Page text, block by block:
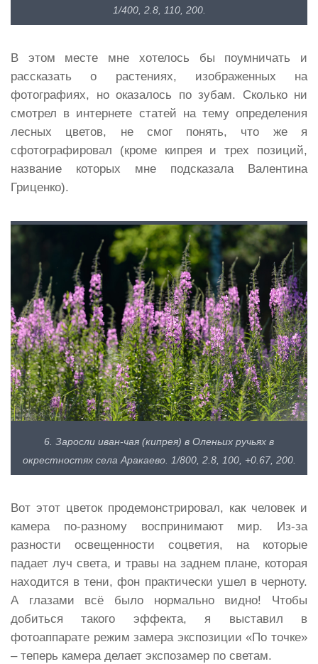
1/400, 2.8, 110, 200.
В этом месте мне хотелось бы поумничать и
рассказать о растениях, изображенных на
фотографиях, но оказалось по зубам. Сколько ни
смотрел в интернете статей на тему определения
лесных цветов, не смог понять, что же я
сфотографировал (кроме кипрея и трех позиций,
название которых мне подсказала Валентина
Гриценко).
6. Заросли иван-чая (кипрея) в Оленьих ручьях в
окрестностях села Аракаево. 1/800, 2.8, 100, +0.67, 200.
Вот этот цветок продемонстрировал, как человек и
камера по-разному воспринимают мир. Из-за
разности освещенности соцветия, на которые
падает луч света, и травы на заднем плане, которая
находится в тени, фон практически ушел в черноту.
А глазами всё было нормально видно! Чтобы
добиться такого эффекта, я выставил в
фотоаппарате режим замера экспозиции «По точке»
– теперь камера делает экспозамер по светам.